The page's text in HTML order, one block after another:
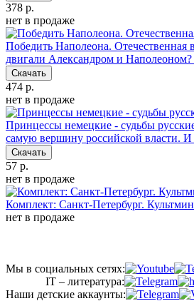
378 р.
нет в продаже
Победить Наполеона. Отечественная
двигали Александром и
Скачать
474 р.
нет в продаже
Принцессы немецкие - судьбы
самую вершину российской власти.
Скачать
57 р.
нет в продаже
Комплект: Санкт-Петербург.
нет в продаже
Мы в социальных сетях:
IT – литература:
Наши детские аккаунты: